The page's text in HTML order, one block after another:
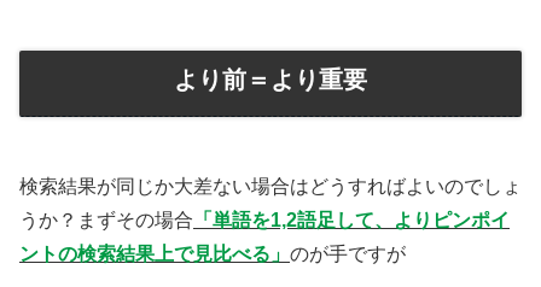
より前＝より重要
検索結果が同じか大差ない場合はどうすればよいのでしょ
うか？まずその場合 「単語を1,2語足して、よりピンポイ
ントの検索結果上で見比べる」 のが手ですが